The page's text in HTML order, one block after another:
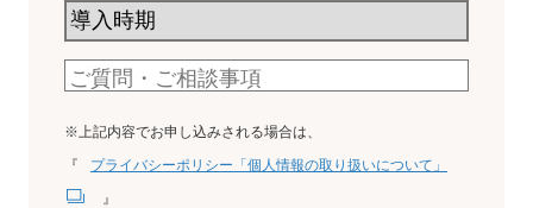
※上記内容でお申し込みされる場合は、
『
プライバシーポリシー「個人情報の取り扱いについて」
』